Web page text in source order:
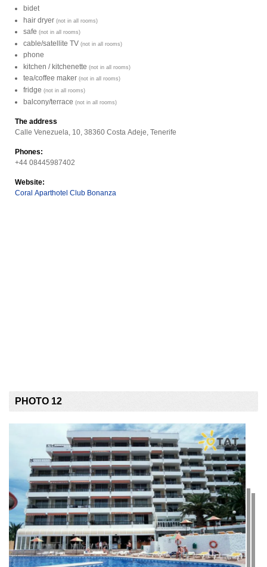
bidet
hair dryer (not in all rooms)
safe (not in all rooms)
cable/satellite TV (not in all rooms)
phone
kitchen / kitchenette (not in all rooms)
tea/coffee maker (not in all rooms)
fridge (not in all rooms)
balcony/terrace (not in all rooms)
The address
Calle Venezuela, 10, 38360 Costa Adeje, Tenerife
Phones:
+44 08445987402
Website:
Coral Aparthotel Club Bonanza
PHOTO 12